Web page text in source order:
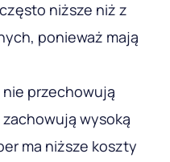
niższe niż z
ponieważ mają
przechowują
wysoką
ma niższe koszty